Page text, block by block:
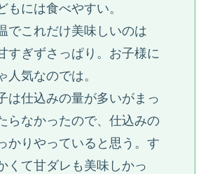
もには食べやすい。
でこれだけ美味しいのは
すぎずさっぱり。お子様に
人気なのでは。
は仕込みの量が多いがまっ
らなかったので、仕込みの
かりやっていると思う。す
くて甘ダレも美味しかっ